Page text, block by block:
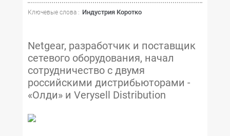
Ключевые слова : Индустрия Коротко
Netgear, разработчик и поставщик
сетевого оборудования, начал
сотрудничество с двумя
российскими дистрибьюторами -
«Олди» и Verysell Distribution